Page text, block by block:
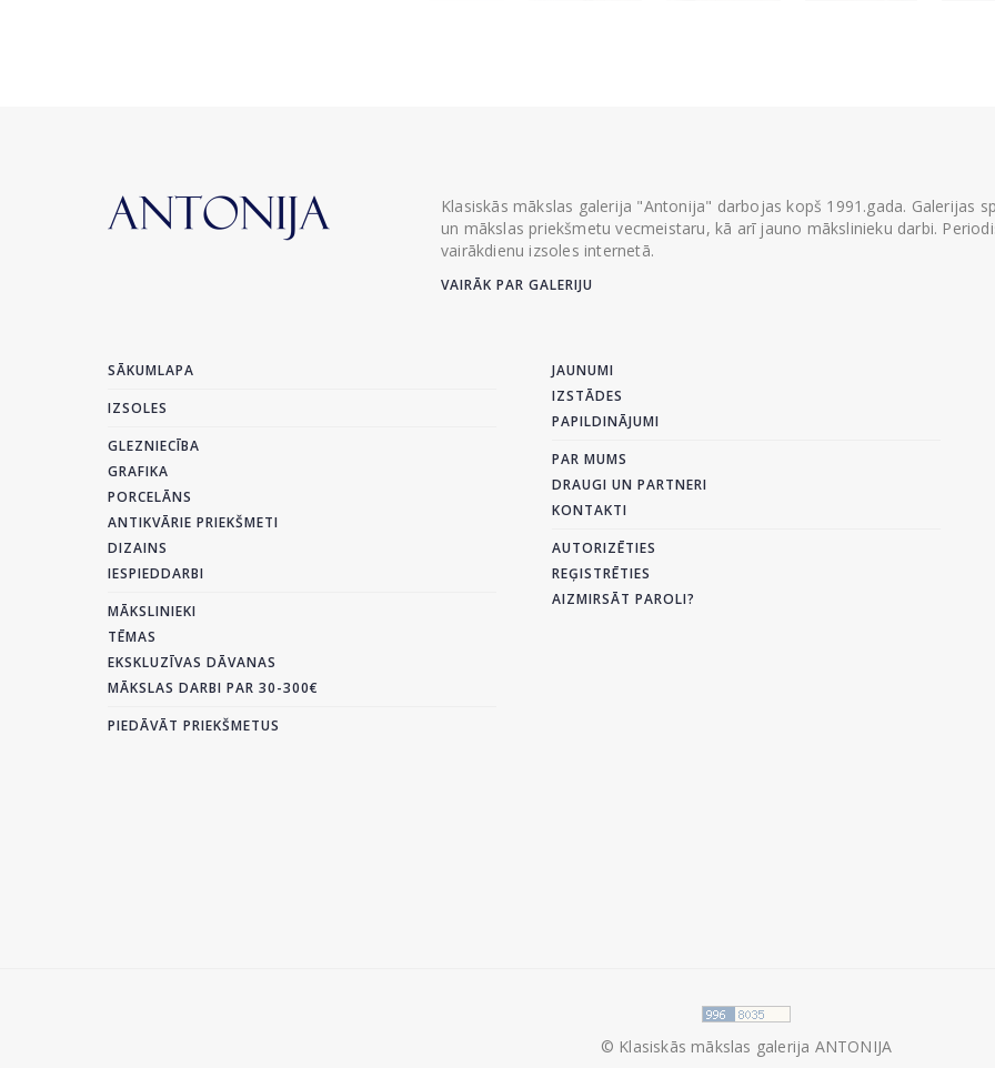
Klasiskās mākslas galerija "Antonija" darbojas kopš 1991.gada. Galerijas
un mākslas priekšmetu vecmeistaru, kā arī jauno mākslinieku darbi.
vairākdienu izsoles internetā.
VAIRĀK PAR GALERIJU
SĀKUMLAPA
IZSOLES
GLEZNIECĪBA
GRAFIKA
PORCELĀNS
ANTIKVĀRIE PRIEKŠMETI
DIZAINS
IESPIEDDARBI
MĀKSLINIEKI
TĒMAS
EKSKLUZĪVAS DĀVANAS
MĀKSLAS DARBI PAR 30-300€
PIEDĀVĀT PRIEKŠMETUS
JAUNUMI
IZSTĀDES
PAPILDINĀJUMI
PAR MUMS
DRAUGI UN PARTNERI
KONTAKTI
AUTORIZĒTIES
REĢISTRĒTIES
AIZMIRSĀT PAROLI?
© Klasiskās mākslas galerija ANTONIJA